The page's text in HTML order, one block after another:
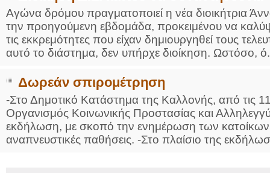
Αγώνα δρόμου πραγματοποιεί η νέα διοικήτρια
την προηγούμενη εβδομάδα, προκειμένου να
τις εκκρεμότητες που είχαν δημιουργηθεί τους
αυτό το διάστημα, δεν υπήρχε διοίκηση. Ωστόσο,
Δωρεάν σπιρομέτρηση
-Στο Δημοτικό Κατάστημα της Καλλονής, από τις
Οργανισμός Κοινωνικής Προστασίας και
εκδήλωση, με σκοπό την ενημέρωση των κατοίκων
αναπνευστικές παθήσεις. -Στο πλαίσιο της